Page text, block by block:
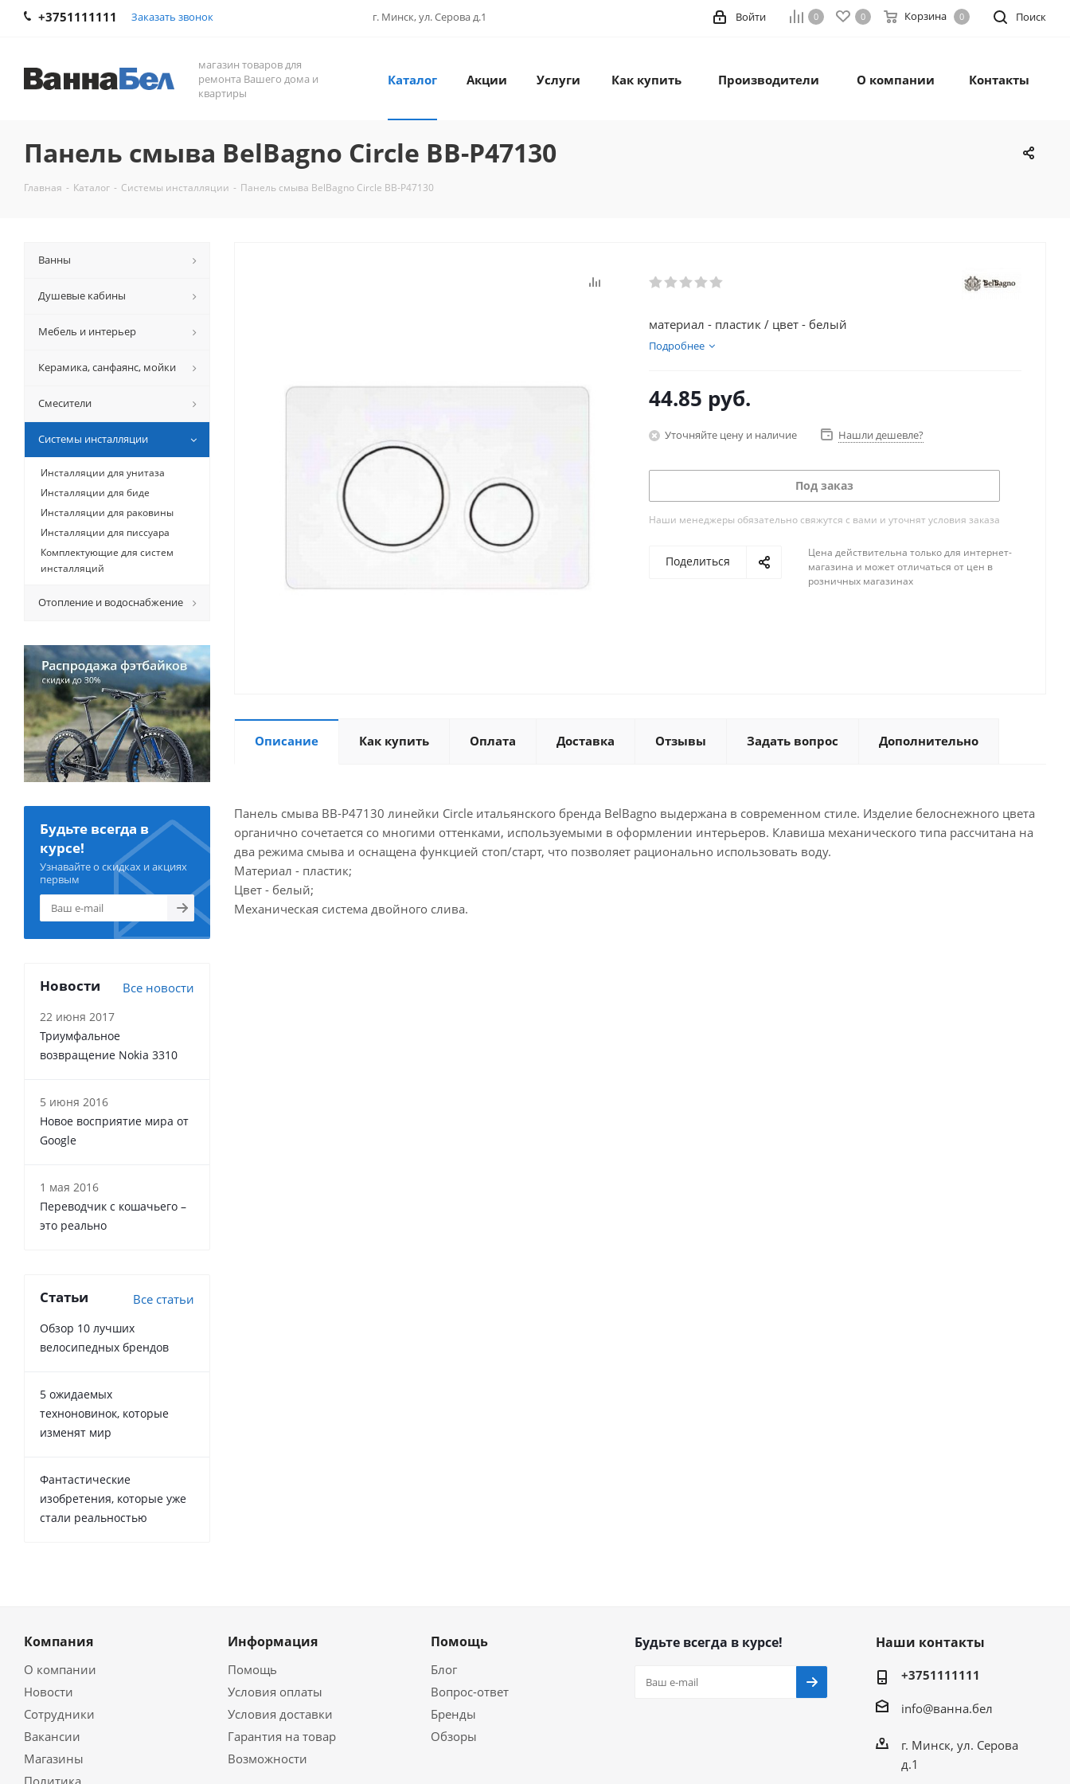
+3751111111 Заказать звонок г. Минск, ул. Серова д.1 Поиск
0 0 Корзина 0
Войти
магазин товаров для
ремонта Вашего дома и
квартиры
Каталог Акции Услуги Как купить Производители О компании Контакты
Панель смыва BelBagno Circle BB-P47130
Главная - Каталог - Системы инсталляции - Панель смыва BelBagno Circle BB-P47130
материал - пластик / цвет - белый
Подробнее
44.85 руб.
Уточняйте цену и наличие Нашли дешевле?
Под заказ
Наши менеджеры обязательно свяжутся с вами и уточнят условия заказа
Поделиться
Цена действительна только для интернет-
магазина и может отличаться от цен в
розничных магазинах
Описание Как купить Оплата Доставка Отзывы Задать вопрос Дополнительно
Панель смыва BB-P47130 линейки Circle итальянского бренда BelBagno выдержана в современном стиле. Изделие белоснежного цвета
органично сочетается со многими оттенками, используемыми в оформлении интерьеров. Клавиша механического типа рассчитана на
два режима смыва и оснащена функцией стоп/старт, что позволяет рационально использовать воду.
Материал - пластик;
Цвет - белый;
Механическая система двойного слива.
Ванны
Душевые кабины
Мебель и интерьер
Керамикa, санфаянс, мойки
Смесители
Системы инсталляции
Инсталляции для унитаза
Инсталляции для биде
Инсталляции для раковины
Инсталляции для писсуара
Комплектующие для систем
инсталляций
Отопление и водоснабжение
Будьте всегда в
курсе!
Узнавайте о скидках и акциях
первым
Новости Все новости
22 июня 2017
Триумфальное
возвращение Nokia 3310
5 июня 2016
Новое восприятие мира от
Google
1 мая 2016
Переводчик с кошачьего –
это реально
Статьи Все статьи
Обзор 10 лучших
велосипедных брендов
5 ожидаемых
техноновинок, которые
изменят мир
Фантастические
изобретения, которые уже
стали реальностью
Компания
О компании
Новости
Сотрудники
Вакансии
Магазины
Политика
Информация
Помощь
Условия оплаты
Условия доставки
Гарантия на товар
Возможности
Помощь
Блог
Вопрос-ответ
Бренды
Обзоры
Будьте всегда в курсе! Наши контакты
+3751111111
info@ванна.бел
г. Минск, ул. Серова
д.1